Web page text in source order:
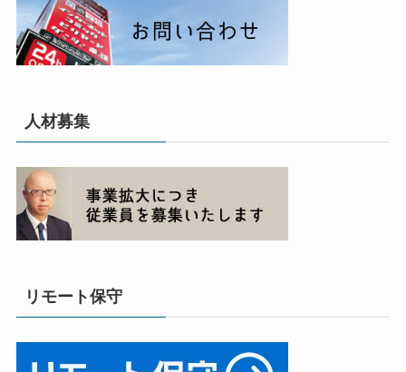
人材募集
リモート保守